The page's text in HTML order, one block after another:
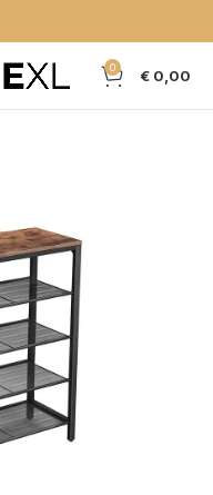
0 € 0,00